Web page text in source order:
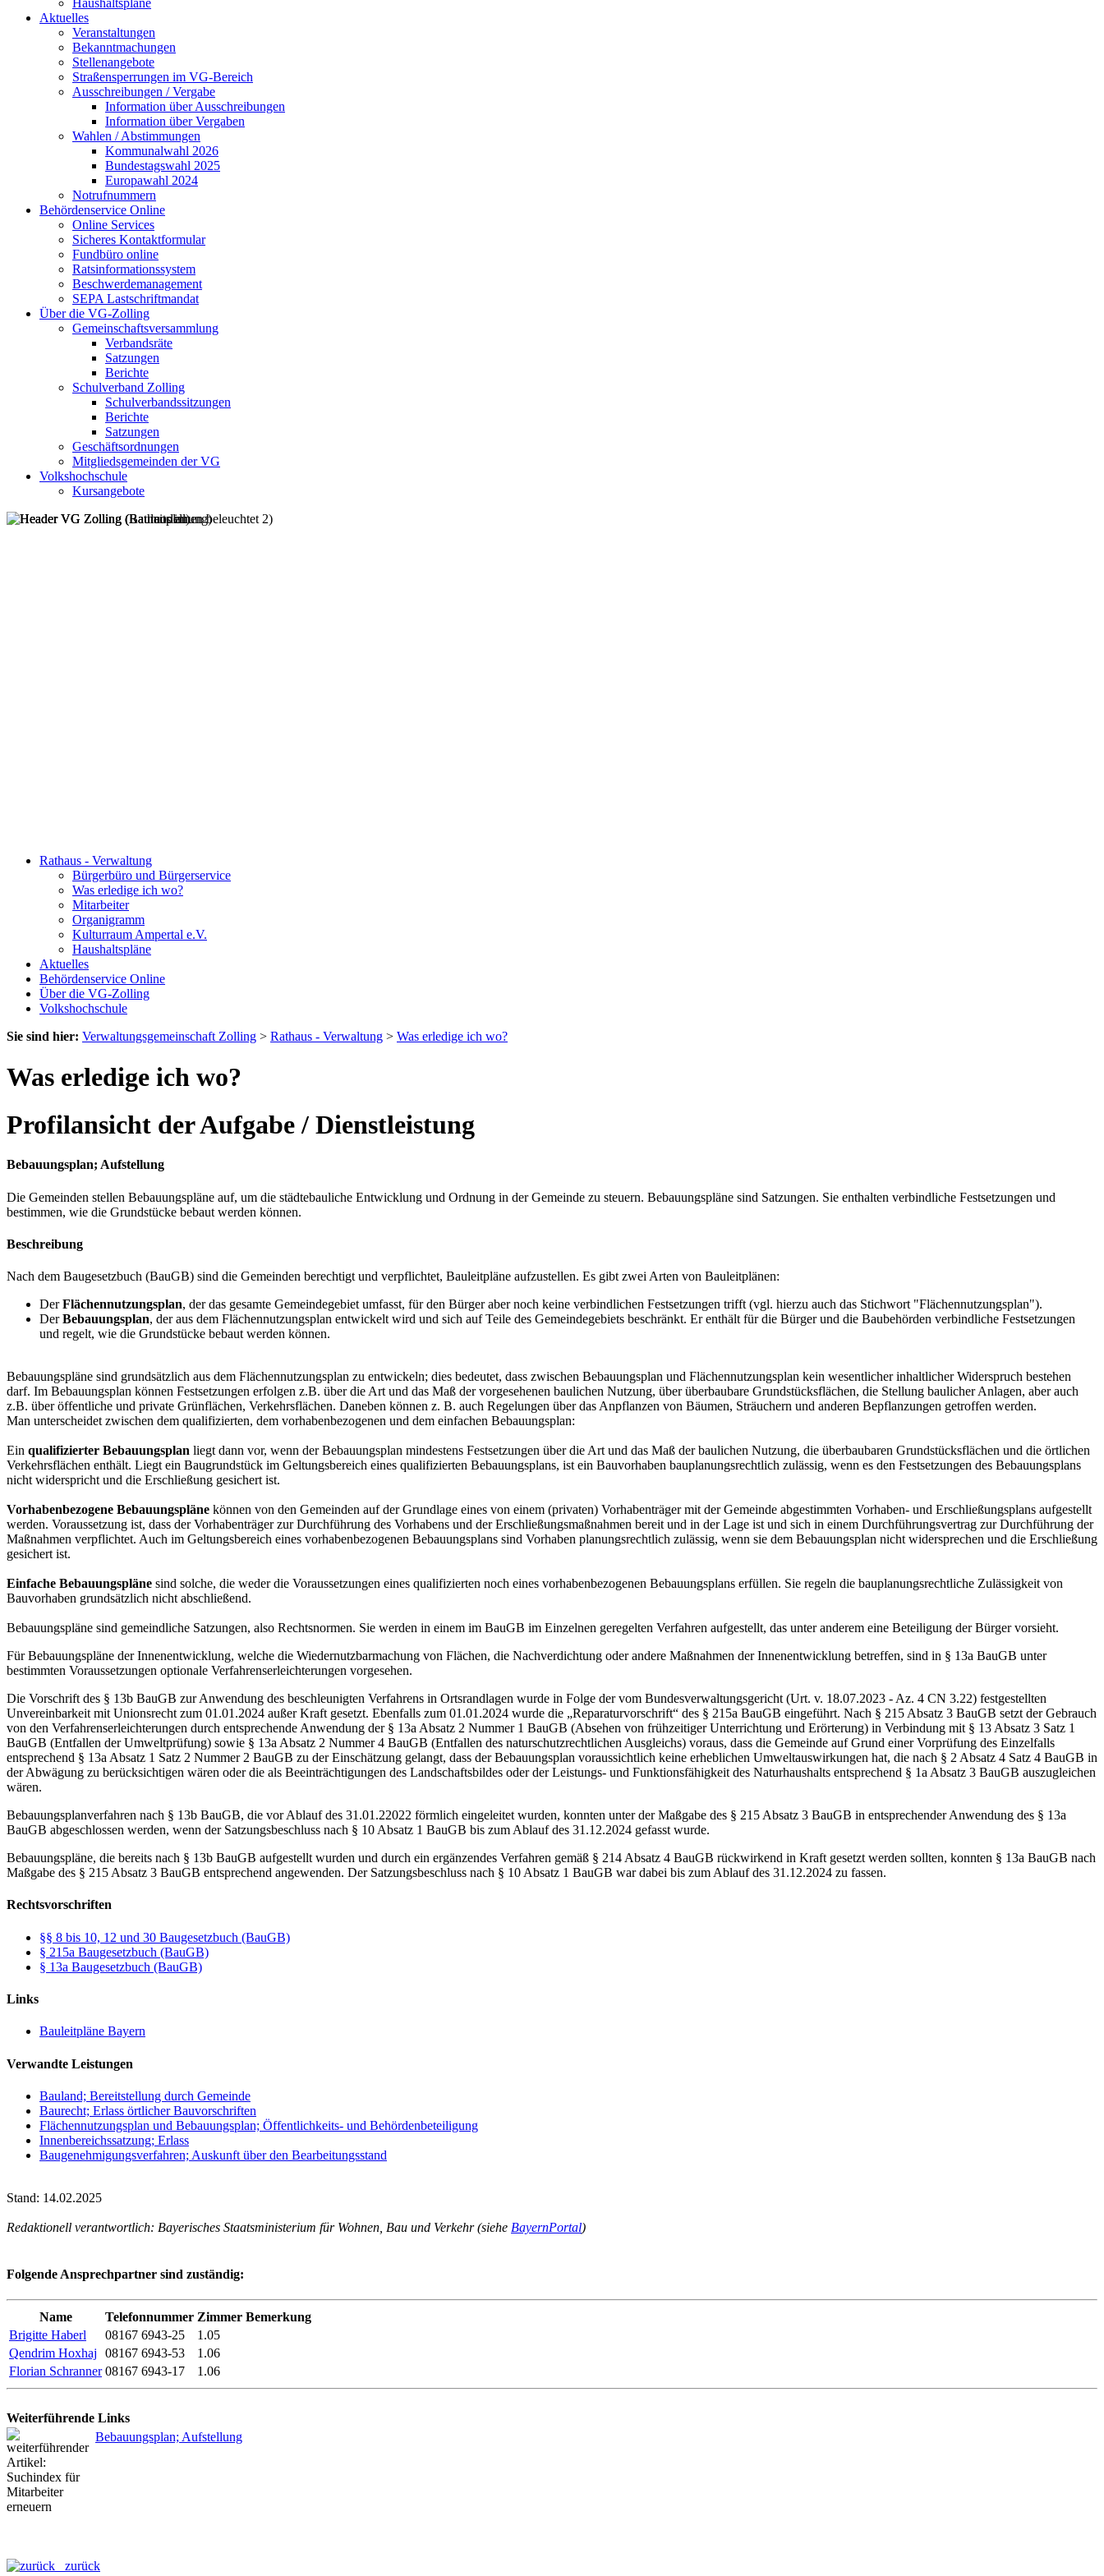
Haushaltspläne
Aktuelles
Veranstaltungen
Bekanntmachungen
Stellenangebote
Straßensperrungen im VG-Bereich
Ausschreibungen / Vergabe
Information über Ausschreibungen
Information über Vergaben
Wahlen / Abstimmungen
Kommunalwahl 2026
Bundestagswahl 2025
Europawahl 2024
Notrufnummern
Behördenservice Online
Online Services
Sicheres Kontaktformular
Fundbüro online
Ratsinformationssystem
Beschwerdemanagement
SEPA Lastschriftmandat
Über die VG-Zolling
Gemeinschaftsversammlung
Verbandsräte
Satzungen
Berichte
Schulverband Zolling
Schulverbandssitzungen
Berichte
Satzungen
Geschäftsordnungen
Mitgliedsgemeinden der VG
Volkshochschule
Kursangebote
Rathaus - Verwaltung
Bürgerbüro und Bürgerservice
Was erledige ich wo?
Mitarbeiter
Organigramm
Kulturraum Ampertal e.V.
Haushaltspläne
Aktuelles
Behördenservice Online
Über die VG-Zolling
Volkshochschule
Sie sind hier: Verwaltungsgemeinschaft Zolling > Rathaus - Verwaltung > Was erledige ich wo?
Was erledige ich wo?
Profilansicht der Aufgabe / Dienstleistung
Bebauungsplan; Aufstellung
Die Gemeinden stellen Bebauungspläne auf, um die städtebauliche Entwicklung und Ordnung in der Gemeinde zu steuern. Bebauungspläne sind Satzungen. Sie enthalten verbindliche Festsetzungen und
bestimmen, wie die Grundstücke bebaut werden können.
Beschreibung
Nach dem Baugesetzbuch (BauGB) sind die Gemeinden berechtigt und verpflichtet, Bauleitpläne aufzustellen. Es gibt zwei Arten von Bauleitplänen:
DerFlächennutzungsplan, der das gesamte Gemeindegebiet umfasst, für den Bürger aber noch keine verbindlichen Festsetzungen trifft (vgl. hierzu auch das Stichwort "Flächennutzungsplan").
DerBebauungsplan, der aus dem Flächennutzungsplan entwickelt wird und sich auf Teile des Gemeindegebiets beschränkt. Er enthält für die Bürger und die Baubehörden verbindliche Festsetzungen
und regelt, wie die Grundstücke bebaut werden können.
Bebauungspläne sind grundsätzlich aus dem Flächennutzungsplan zu entwickeln; dies bedeutet, dass zwischen Bebauungsplan und Flächennutzungsplan kein wesentlicher inhaltlicher Widerspruch bestehen
darf. Im Bebauungsplan können Festsetzungen erfolgen z.B. über die Art und das Maß der vorgesehenen baulichen Nutzung, über überbaubare Grundstücksflächen, die Stellung baulicher Anlagen, aber auch
z.B. über öffentliche und private Grünflächen, Verkehrsflächen. Daneben können z. B. auch Regelungen über das Anpflanzen von Bäumen, Sträuchern und anderen Bepflanzungen getroffen werden.
Man unterscheidet zwischen dem qualifizierten, dem vorhabenbezogenen und dem einfachen Bebauungsplan:
Ein qualifizierter Bebauungsplan liegt dann vor, wenn der Bebauungsplan mindestens Festsetzungen über die Art und das Maß der baulichen Nutzung, die überbaubaren Grundstücksflächen und die örtlichen
Verkehrsflächen enthält. Liegt ein Baugrundstück im Geltungsbereich eines qualifizierten Bebauungsplans, ist ein Bauvorhaben bauplanungsrechtlich zulässig, wenn es den Festsetzungen des Bebauungsplans
nicht widerspricht und die Erschließung gesichert ist.
Vorhabenbezogene Bebauungspläne können von den Gemeinden auf der Grundlage eines von einem (privaten) Vorhabenträger mit der Gemeinde abgestimmten Vorhaben- und Erschließungsplans aufgestellt
werden. Voraussetzung ist, dass der Vorhabenträger zur Durchführung des Vorhabens und der Erschließungsmaßnahmen bereit und in der Lage ist und sich in einem Durchführungsvertrag zur Durchführung der
Maßnahmen verpflichtet. Auch im Geltungsbereich eines vorhabenbezogenen Bebauungsplans sind Vorhaben planungsrechtlich zulässig, wenn sie dem Bebauungsplan nicht widersprechen und die Erschließung
gesichert ist.
Einfache Bebauungspläne sind solche, die weder die Voraussetzungen eines qualifizierten noch eines vorhabenbezogenen Bebauungsplans erfüllen. Sie regeln die bauplanungsrechtliche Zulässigkeit von
Bauvorhaben grundsätzlich nicht abschließend.
Bebauungspläne sind gemeindliche Satzungen, also Rechtsnormen. Sie werden in einem im BauGB im Einzelnen geregelten Verfahren aufgestellt, das unter anderem eine Beteiligung der Bürger vorsieht.
Für Bebauungspläne der Innenentwicklung, welche die Wiedernutzbarmachung von Flächen, die Nachverdichtung oder andere Maßnahmen der Innenentwicklung betreffen, sind in § 13a BauGB unter
bestimmten Voraussetzungen optionale Verfahrenserleichterungen vorgesehen.
Die Vorschrift des § 13b BauGB zur Anwendung des beschleunigten Verfahrens in Ortsrandlagen wurde in Folge der vom Bundesverwaltungsgericht (Urt. v. 18.07.2023 - Az. 4 CN 3.22) festgestellten
Unvereinbarkeit mit Unionsrecht zum 01.01.2024 außer Kraft gesetzt. Ebenfalls zum 01.01.2024 wurde die „Reparaturvorschrift“ des § 215a BauGB eingeführt. Nach § 215 Absatz 3 BauGB setzt der Gebrauch
von den Verfahrenserleichterungen durch entsprechende Anwendung der § 13a Absatz 2 Nummer 1 BauGB (Absehen von frühzeitiger Unterrichtung und Erörterung) in Verbindung mit § 13 Absatz 3 Satz 1
BauGB (Entfallen der Umweltprüfung) sowie § 13a Absatz 2 Nummer 4 BauGB (Entfallen des naturschutzrechtlichen Ausgleichs) voraus, dass die Gemeinde auf Grund einer Vorprüfung des Einzelfalls
entsprechend § 13a Absatz 1 Satz 2 Nummer 2 BauGB zu der Einschätzung gelangt, dass der Bebauungsplan voraussichtlich keine erheblichen Umweltauswirkungen hat, die nach § 2 Absatz 4 Satz 4 BauGB in
der Abwägung zu berücksichtigen wären oder die als Beeinträchtigungen des Landschaftsbildes oder der Leistungs- und Funktionsfähigkeit des Naturhaushalts entsprechend § 1a Absatz 3 BauGB auszugleichen
wären.
Bebauungsplanverfahren nach § 13b BauGB, die vor Ablauf des 31.01.22022 förmlich eingeleitet wurden, konnten unter der Maßgabe des § 215 Absatz 3 BauGB in entsprechender Anwendung des § 13a
BauGB abgeschlossen werden, wenn der Satzungsbeschluss nach § 10 Absatz 1 BauGB bis zum Ablauf des 31.12.2024 gefasst wurde.
Bebauungspläne, die bereits nach § 13b BauGB aufgestellt wurden und durch ein ergänzendes Verfahren gemäß § 214 Absatz 4 BauGB rückwirkend in Kraft gesetzt werden sollten, konnten § 13a BauGB nach
Maßgabe des § 215 Absatz 3 BauGB entsprechend angewenden. Der Satzungsbeschluss nach § 10 Absatz 1 BauGB war dabei bis zum Ablauf des 31.12.2024 zu fassen.
Rechtsvorschriften
§§ 8 bis 10, 12 und 30 Baugesetzbuch (BauGB)
§ 215a Baugesetzbuch (BauGB)
§ 13a Baugesetzbuch (BauGB)
Links
Bauleitpläne Bayern
Verwandte Leistungen
Bauland; Bereitstellung durch Gemeinde
Baurecht; Erlass örtlicher Bauvorschriften
Flächennutzungsplan und Bebauungsplan; Öffentlichkeits- und Behördenbeteiligung
Innenbereichssatzung; Erlass
Baugenehmigungsverfahren; Auskunft über den Bearbeitungsstand
Stand: 14.02.2025
Redaktionell verantwortlich: Bayerisches Staatsministerium für Wohnen, Bau und Verkehr (siehe BayernPortal)
Folgende Ansprechpartner sind zuständig:
Name Telefonnummer Zimmer Bemerkung
Brigitte Haberl
08167 6943-25
1.05
Qendrim Hoxhaj
08167 6943-53
1.06
Florian Schranner 08167 6943-17 1.06
Weiterführende Links
Bebauungsplan; Aufstellung
zurück